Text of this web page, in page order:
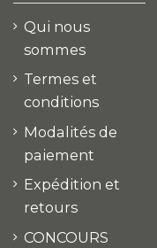
Qui nous
sommes
Termes et
conditions
Modalités de
paiement
Expédition et
retours
CONCOURS